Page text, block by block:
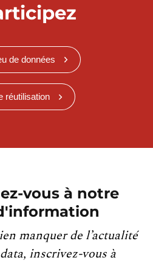
de données
réutilisation
vous à notre
manquer de l’actualité
inscrivez-vous à